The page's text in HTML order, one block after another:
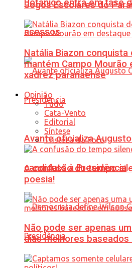
Botânico entra em fase
acessos
Avante oficializa
candidato à Presidência
Jogos Escolares do
Natália Biazon conquista
mantém Campo Mourão
xadrez paranaense
Opinião
Tudo
Cata-Vento
Editorial
Síntese
Tristeza da Foto
A confusão do tempo
poesia!
Não pode ser apenas
dias melhores